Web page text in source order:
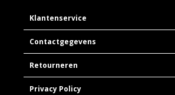
Klantenservice
Contactgegevens
Retourneren
Privacy Policy